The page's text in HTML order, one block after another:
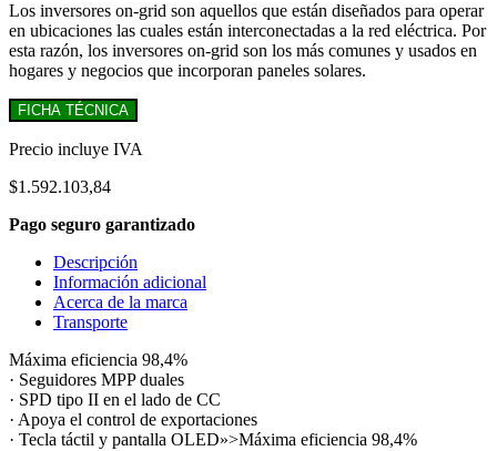
Los inversores on-grid son aquellos que están diseñados para operar
en ubicaciones las cuales están interconectadas a la red eléctrica. Por
esta razón, los inversores on-grid son los más comunes y usados en
hogares y negocios que incorporan paneles solares.
FICHA TÉCNICA
Precio incluye IVA
$1.592.103,84
Pago seguro garantizado
Descripción
Información adicional
Acerca de la marca
Transporte
Máxima eficiencia 98,4%
· Seguidores MPP duales
· SPD tipo II en el lado de CC
· Apoya el control de exportaciones
· Tecla táctil y pantalla OLED»>Máxima eficiencia 98,4%